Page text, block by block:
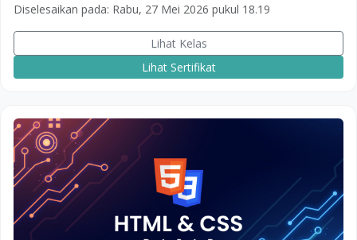
Diselesaikan pada: Rabu, 27 Mei 2026 pukul 18.19
Lihat Kelas
Lihat Sertifikat